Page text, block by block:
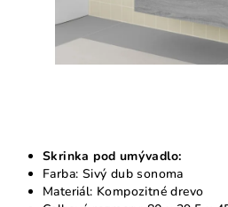
Skrinka pod umývadlo:
Farba: Sivý dub sonoma
Materiál: Kompozitné drevo